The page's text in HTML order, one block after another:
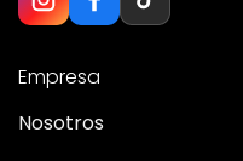
Empresa
Nosotros